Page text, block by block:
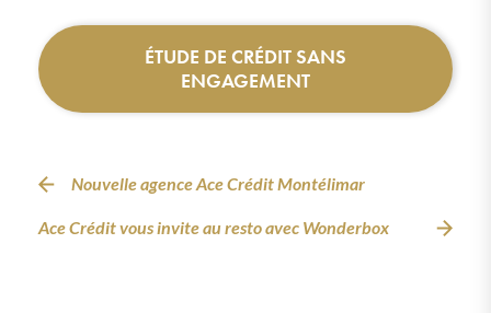
ÉTUDE DE CRÉDIT SANS
ENGAGEMENT
Nouvelle agence Ace Crédit Montélimar
Ace Crédit vous invite au resto avec Wonderbox